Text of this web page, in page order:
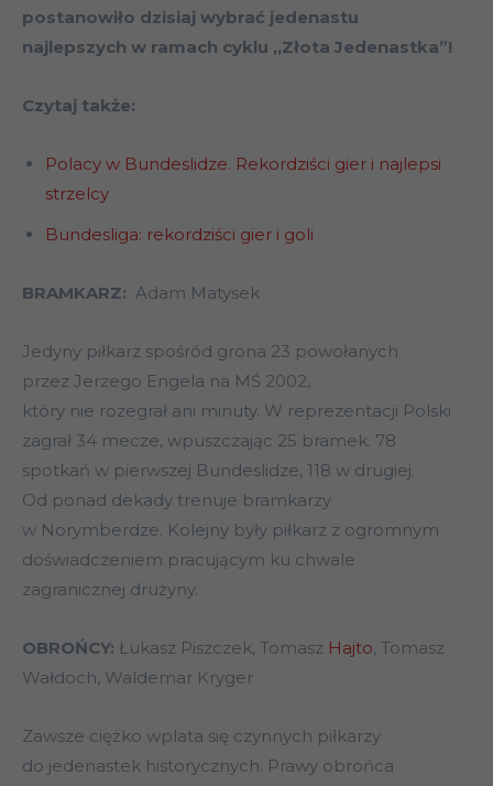
postanowiło dzisiaj wybrać jedenastu
najlepszych w ramach cyklu ,,Złota Jedenastka”!
Czytaj także:
Polacy w Bundeslidze. Rekordziści gier i najlepsi
strzelcy
Bundesliga: rekordziści gier i goli
BRAMKARZ: Adam Matysek
Jedyny piłkarz spośród grona 23 powołanych
przez Jerzego Engela na MŚ 2002,
który nie rozegrał ani minuty. W reprezentacji Polski
zagrał 34 mecze, wpuszczając 25 bramek. 78
spotkań w pierwszej Bundeslidze, 118 w drugiej.
Od ponad dekady trenuje bramkarzy
w Norymberdze. Kolejny były piłkarz z ogromnym
doświadczeniem pracującym ku chwale
zagranicznej drużyny.
OBROŃCY: Łukasz Piszczek, Tomasz Hajto, Tomasz
Wałdoch, Waldemar Kryger
Zawsze ciężko wplata się czynnych piłkarzy
do jedenastek historycznych. Prawy obrońca